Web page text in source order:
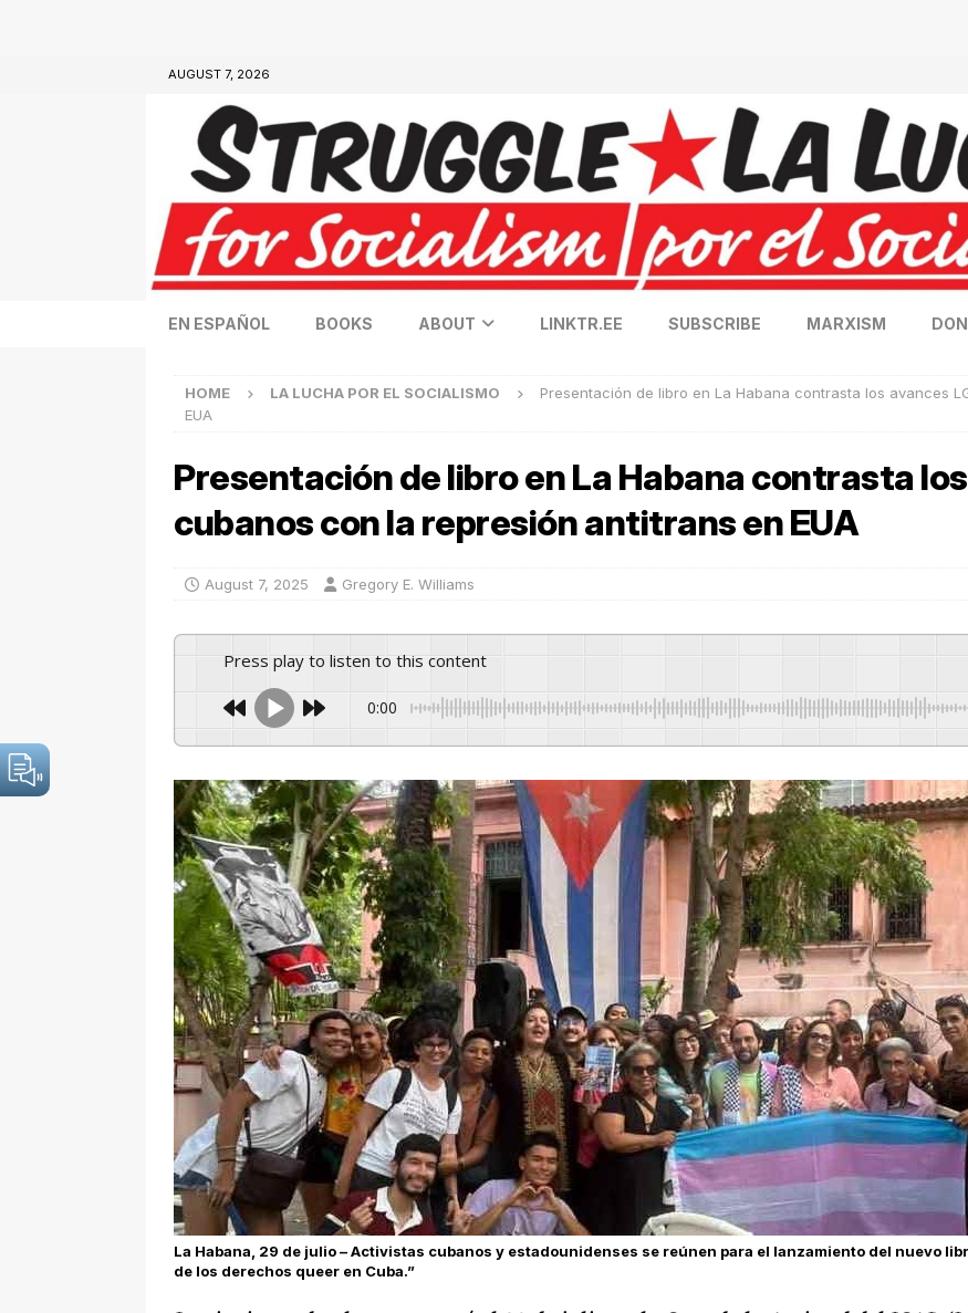
AUGUST 7, 2026
EN ESPAÑOL BOOKS ABOUT LINKTR.EE SUBSCRIBE MARXISM
HOME LA LUCHA POR EL SOCIALISMO
Presentación de libro en La Habana contrasta los avances
EUA
Presentación de libro en La Habana contrasta
cubanos con la represión antitrans en EUA
August 7, 2025 Gregory E. Williams
Press play to listen to this content
0:00
La Habana, 29 de julio – Activistas cubanos y estadounidenses se reúnen para el lanzamiento del nuevo
de los derechos queer en Cuba.”